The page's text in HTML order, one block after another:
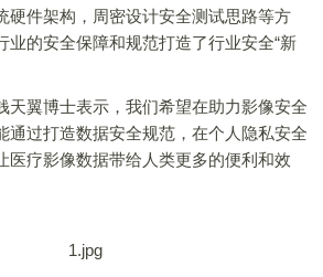
硬件架构，周密设计安全测试思路等方
业的安全保障和规范打造了行业安全“新
翼博士表示，我们希望在助力影像安全
通过打造数据安全规范，在个人隐私安全
医疗影像数据带给人类更多的便利和效